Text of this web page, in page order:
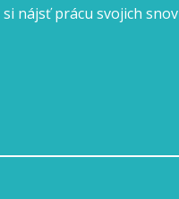
si nájsť prácu svojich snov